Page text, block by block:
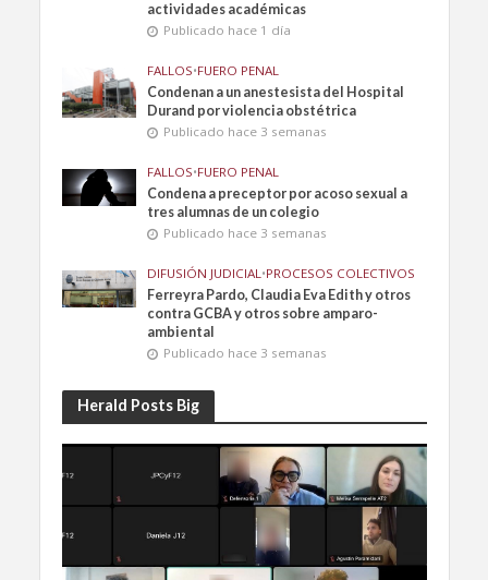
actividades académicas
Publicado hace 1 día
FALLOS•FUERO PENAL
Condenan a un anestesista del Hospital
Durand por violencia obstétrica
Publicado hace 3 semanas
FALLOS•FUERO PENAL
Condena a preceptor por acoso sexual a
tres alumnas de un colegio
Publicado hace 3 semanas
DIFUSIÓN JUDICIAL•PROCESOS COLECTIVOS
Ferreyra Pardo, Claudia Eva Edith y otros
contra GCBA y otros sobre amparo-
ambiental
Publicado hace 3 semanas
Herald Posts Big